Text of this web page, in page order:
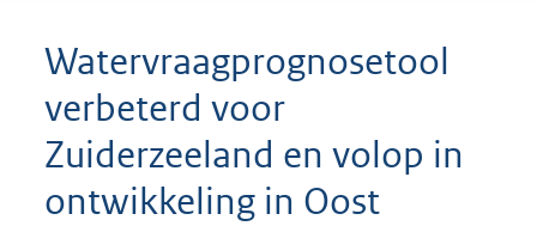
Watervraagprognosetool
verbeterd voor
Zuiderzeeland en volop in
ontwikkeling in Oost